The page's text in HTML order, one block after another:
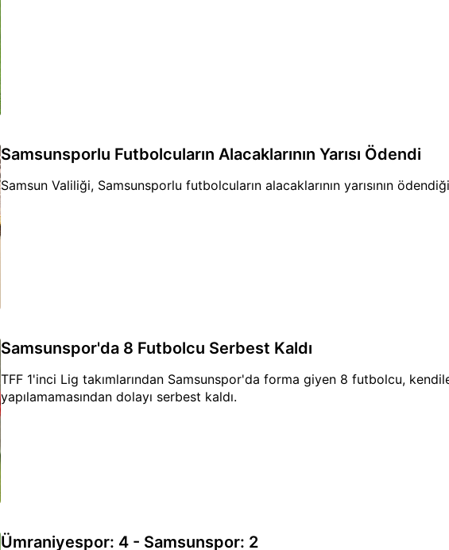
Samsunsporlu Futbolcuların Alacaklarının Yarısı Ödendi
Samsun Valiliği, Samsunsporlu futbolcuların alacaklarının yarısının
Samsunspor'da 8 Futbolcu Serbest Kaldı
TFF 1'inci Lig takımlarından Samsunspor'da forma giyen 8 futbolcu,
yapılamamasından dolayı serbest kaldı.
Ümraniyespor: 4 - Samsunspor: 2